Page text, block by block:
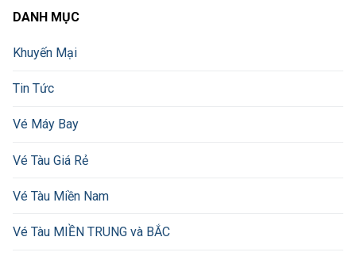
DANH MỤC
Khuyến Mại
Tin Tức
Vé Máy Bay
Vé Tàu Giá Rẻ
Vé Tàu Miền Nam
Vé Tàu MIỀN TRUNG và BẮC